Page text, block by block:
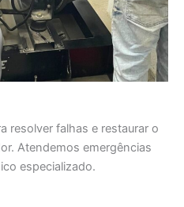
resolver falhas e restaurar o
Atendemos emergências
especializado.